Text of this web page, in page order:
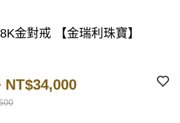
金對戒 【金瑞利珠寶】
NT$34,000